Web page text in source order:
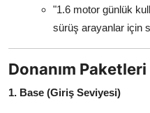
"1.6 motor günlük
sürüş arayanlar için
Donanım Paketleri
1. Base (Giriş Seviyesi)